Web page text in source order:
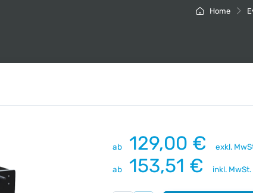
Home
ab 129,00 € exkl.
ab 153,51 € inkl. MwSt.